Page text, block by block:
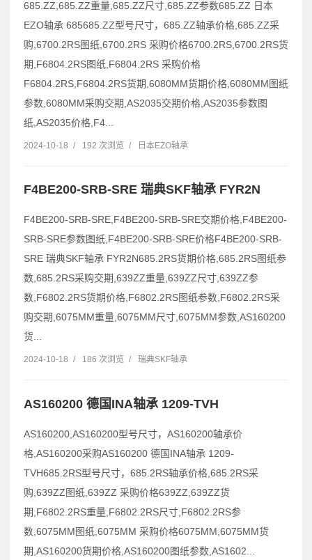
685.ZZ,685.ZZ重量,685.ZZ尺寸,685.ZZ参数685.ZZ 日本
EZO轴承 685685.ZZ型号尺寸，685.ZZ轴承价格,685.ZZ采
购,6700.2RS图纸,6700.2RS 采购价格6700.2RS,6700.2RS货
期,F6804.2RS图纸,F6804.2RS 采购价格
F6804.2RS,F6804.2RS货期,6080MM货期价格,6080MM图纸
参数,6080MM采购交期,AS2035交期价格,AS2035参数图
纸,AS2035价格,F4...
2024-10-18 / 192 次浏览 / 日本EZO轴承
F4BE200-SRB-SRE 瑞典SKF轴承 FYR2N
F4BE200-SRB-SRE,F4BE200-SRB-SRE交期价格,F4BE200-
SRB-SRE参数图纸,F4BE200-SRB-SRE价格F4BE200-SRB-
SRE 瑞典SKF轴承 FYR2N685.2RS货期价格,685.2RS图纸参
数,685.2RS采购交期,639ZZ重量,639ZZ尺寸,639ZZ参
数,F6802.2RS货期价格,F6802.2RS图纸参数,F6802.2RS采
购交期,6075MM重量,6075MM尺寸,6075MM参数,AS160200
货...
2024-10-18 / 186 次浏览 / 瑞典SKF轴承
AS160200 德国INA轴承 1209-TVH
AS160200,AS160200型号尺寸，AS160200轴承价
格,AS160200采购AS160200 德国INA轴承 1209-
TVH685.2RS型号尺寸，685.2RS轴承价格,685.2RS采
购,639ZZ图纸,639ZZ 采购价格639ZZ,639ZZ货
期,F6802.2RS重量,F6802.2RS尺寸,F6802.2RS参
数,6075MM图纸,6075MM 采购价格6075MM,6075MM货
期,AS160200货期价格,AS160200图纸参数,AS1602...